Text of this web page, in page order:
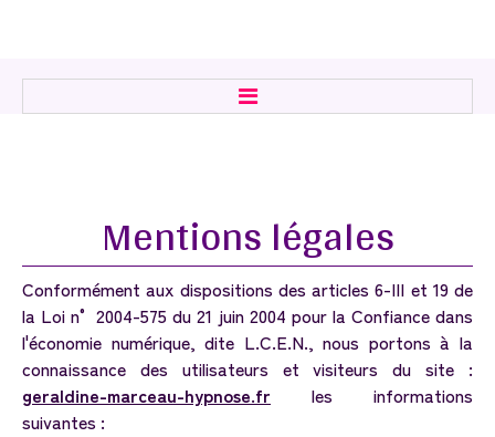
Alimentation/Emotions
Formation Hypnose Arrêt Tabac
Contact
Mentionslégales
Conformément aux dispositions des articles 6-III et 19 de
la Loi n° 2004-575 du 21 juin 2004 pour la Confiance dans
l'économie numérique, dite L.C.E.N., nous portons à la
connaissance des utilisateurs et visiteurs du site :
geraldine-marceau-hypnose.fr les informations
suivantes :